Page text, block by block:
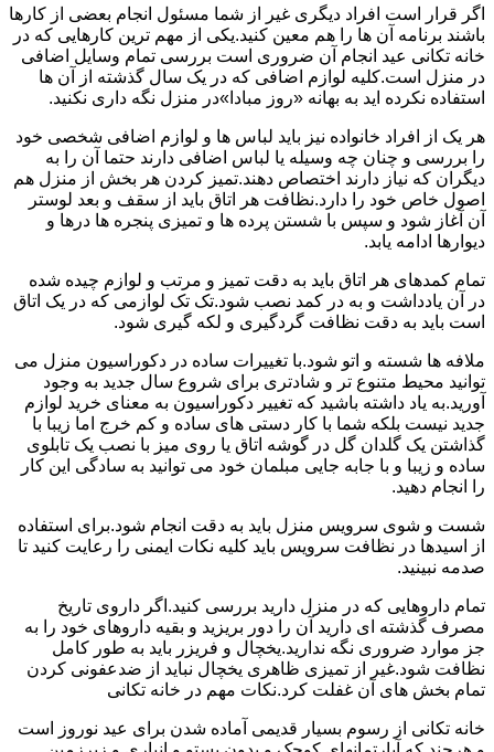
اگر قرار است افراد دیگری غیر از شما مسئول انجام بعضی از کارها
باشند برنامه آن ها را هم معین کنید.یکی از مهم ترین کارهایی که در
خانه تکانی عید انجام آن ضروری است بررسی تمام وسایل اضافی
در منزل است.کلیه لوازم اضافی که در یک سال گذشته از آن ها
استفاده نکرده اید به بهانه «روز مبادا»در منزل نگه داری نکنید.
هر یک از افراد خانواده نیز باید لباس ها و لوازم اضافی شخصی خود
را بررسی و چنان چه وسیله یا لباس اضافی دارند حتما آن را به
دیگران که نیاز دارند اختصاص دهند.تمیز کردن هر بخش از منزل هم
اصول خاص خود را دارد.نظافت هر اتاق باید از سقف و بعد لوستر
آن آغاز شود و سپس با شستن پرده ها و تمیزی پنجره ها درها و
دیوارها ادامه یابد.
تمام کمدهای هر اتاق باید به دقت تمیز و مرتب و لوازم چیده شده
در آن یادداشت و به در کمد نصب شود.تک تک لوازمی که در یک اتاق
است باید به دقت نظافت گردگیری و لکه گیری شود.
ملافه ها شسته و اتو شود.با تغییرات ساده در دکوراسیون منزل می
توانید محیط متنوع تر و شادتری برای شروع سال جدید به وجود
آورید.به یاد داشته باشید که تغییر دکوراسیون به معنای خرید لوازم
جدید نیست بلکه شما با کار دستی های ساده و کم خرج اما زیبا با
گذاشتن یک گلدان گل در گوشه اتاق یا روی میز با نصب یک تابلوی
ساده و زیبا و با جابه جایی مبلمان خود می توانید به سادگی این کار
را انجام دهید.
شست و شوی سرویس منزل باید به دقت انجام شود.برای استفاده
از اسیدها در نظافت سرویس باید کلیه نکات ایمنی را رعایت کنید تا
صدمه نبینید.
تمام داروهایی که در منزل دارید بررسی کنید.اگر داروی تاریخ
مصرف گذشته ای دارید آن را دور بریزید و بقیه داروهای خود را به
جز موارد ضروری نگه ندارید.یخچال و فریزر باید به طور کامل
نظافت شود.غیر از تمیزی ظاهری یخچال نباید از ضدعفونی کردن
تمام بخش های آن غفلت کرد.نکات مهم در خانه تکانی
خانه تکانی از رسوم بسیار قدیمی آماده شدن برای عید نوروز است